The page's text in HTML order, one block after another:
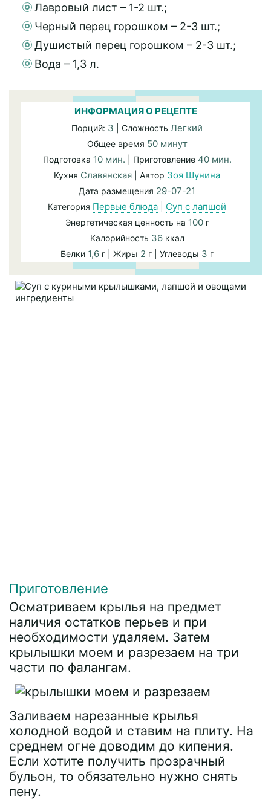
Лавровый лист – 1-2 шт.;
Черный перец горошком – 2-3 шт.;
Душистый перец горошком – 2-3 шт.;
Вода – 1,3 л.
ИНФОРМАЦИЯ О РЕЦЕПТЕ
Порций: 3 | Сложность Легкий
Общее время 50 минут
Подготовка 10 мин. | Приготовление 40 мин.
Кухня Славянская | Автор Зоя Шунина
Дата размещения 29-07-21
Категория Первые блюда Суп с лапшой
Энергетическая ценность на 100г
Калорийность 36ккал
Белки 1,6 г | Жиры 2 г | Углеводы 3 г
Приготовление
Осматриваем крылья на предмет
наличия остатков перьев и при
необходимости удаляем. Затем
крылышки моем и разрезаем на три
части по фалангам.
Заливаем нарезанные крылья
холодной водой и ставим на плиту. На
среднем огне доводим до кипения.
Если хотите получить прозрачный
бульон, то обязательно нужно снять
пену.